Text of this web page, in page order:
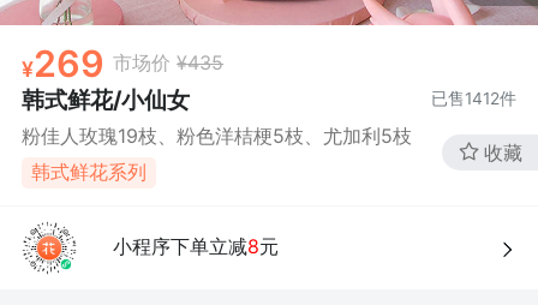
269 市场价 ¥435
韩式鲜花/小仙女 已售1412件
粉佳人玫瑰19枝、粉色洋桔梗5枝、尤加利5枝
韩式鲜花系列
收藏
小程序下单立减8元